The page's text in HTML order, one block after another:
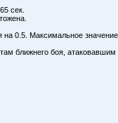
сек.
0.5. Максимальное значение
ближнего боя, атаковавшим